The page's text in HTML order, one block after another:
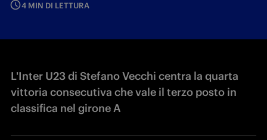
4 MIN DI LETTURA
L'Inter U23 di Stefano Vecchi centra la quarta
vittoria consecutiva che vale il terzo posto in
classifica nel girone A